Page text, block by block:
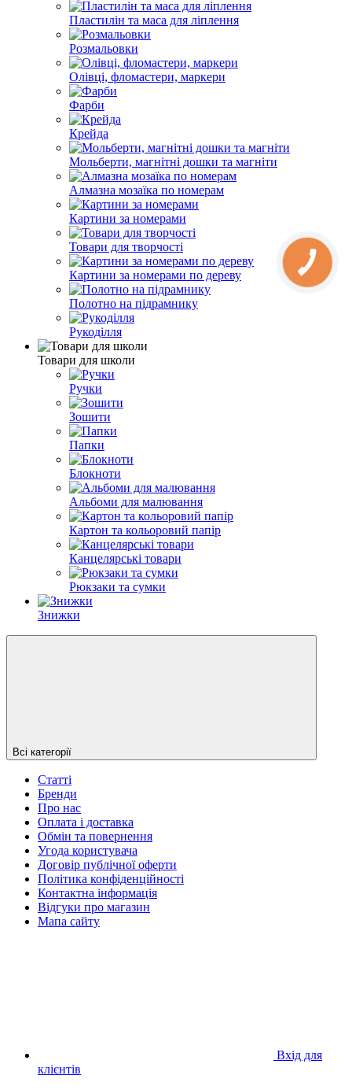
Пластилін та маса для ліплення
Розмальовки
Олівці, фломастери, маркери
Фарби
Крейда
Мольберти, магнітні дошки та магніти
Алмазна мозаїка по номерам
Картини за номерами
Товари для творчості
Картини за номерами по дереву
Полотно на підрамнику
Рукоділля
Товари для школи
Ручки
Зошити
Папки
Блокноти
Альбоми для малювання
Картон та кольоровий папір
Канцелярські товари
Рюкзаки та сумки
Знижки
Всі категорії
Статті
Бренди
Про нас
Оплата і доставка
Обмін та повернення
Угода користувача
Договір публічної оферти
Політика конфіденційності
Контактна інформація
Відгуки про магазин
Мапа сайту
Вхід для
клієнтів